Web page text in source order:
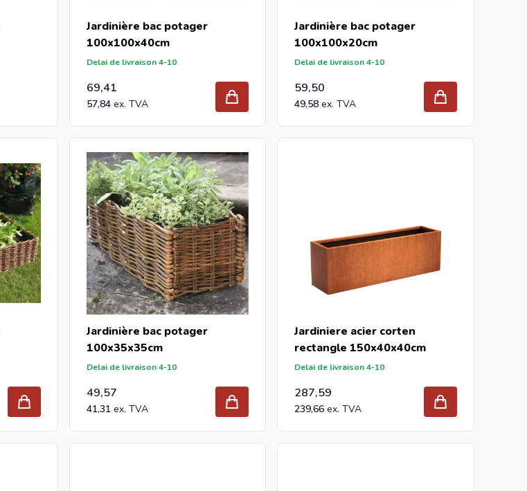
Jardinière bac potager
100x100x40cm
Delai de livraison 4-10
69,41
57,84
Jardinière bac potager
100x100x20cm
Delai de livraison 4-10
59,50
49,58
Jardinière bac potager
100x35x35cm
Delai de livraison 4-10
49,57
41,31
Jardiniere acier corten
rectangle 150x40x40cm
Delai de livraison 4-10
287,59
239,66